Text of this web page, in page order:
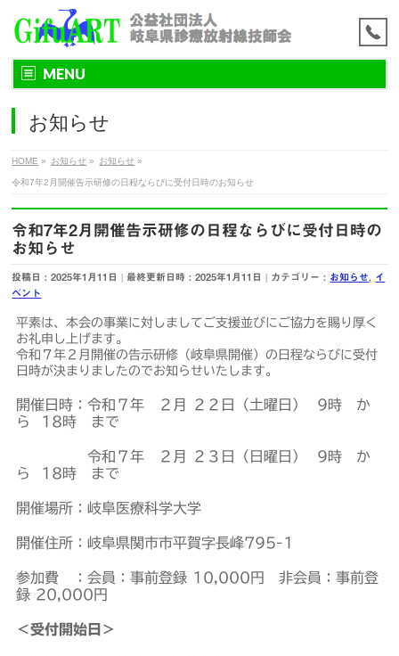
MENU
お知らせ
HOME » お知らせ » お知らせ »
令和7年2月開催告示研修の日程ならびに受付日時のお知らせ
令和7年2月開催告示研修の日程ならびに受付日時の
お知らせ
投稿日 : 2025年1月11日 最終更新日時 : 2025年1月11日 カテゴリー : お知らせ
イ
ベント
平素は、本会の事業に対しましてご支援並びにご協力を賜り厚く
お礼申し上げます。
令和７年２月開催の告示研修（岐阜県開催）の日程ならびに受付
日時が決まりましたのでお知らせいたします。
開催日時：令和７年 ２月 ２２日（土曜日） 9時 か
ら 18時 まで
令和７年 ２月 ２３日（日曜日） 9時 か
ら 18時 まで
開催場所：岐阜医療科学大学
開催住所：岐阜県関市市平賀字長峰795-1
参加費 ：会員：事前登録 10,000円 非会員：事前登
録 20,000円
＜受付開始日＞